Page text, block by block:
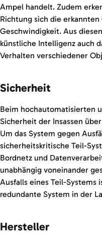
Ampel handelt. Zudem
Richtung sich die
Geschwindigkeit. Aus
künstliche Intelligenz auch
Verhalten verschiedener
Sicherheit
Beim hochautomatisierten
Sicherheit der Insassen
Um das System gegen
sicherheitskritische Teil-
Bordnetz und
unabhängig voneinander
Ausfalls eines Teil-Systems
redundante System in der
Hersteller